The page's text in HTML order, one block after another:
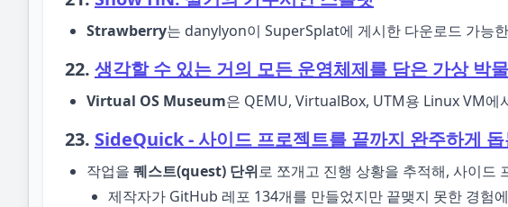
Strawberry는 danylyon이 SuperSplat에 게시한 다운로드 가능
22. 생각할 수 있는 거의 모든 운영체제를 담은 가상 박
Virtual OS Museum은 QEMU, VirtualBox, UTM용 Linux VM에
23. SideQuick - 사이드 프로젝트를 끝까지 완주하게
작업을 퀘스트(quest) 단위로 쪼개고 진행 상황을 추적해, 사이드
제작자가 GitHub 레포 134개를 만들었지만 끝맺지 못한 경험